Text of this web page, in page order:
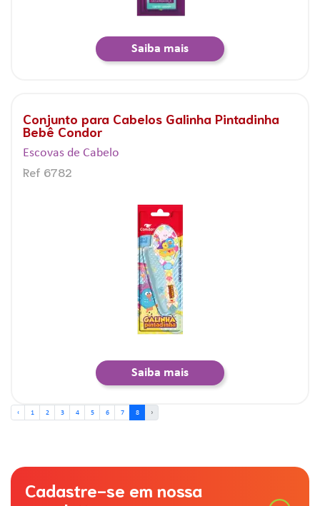
Saiba mais
Conjunto para Cabelos Galinha Pintadinha
Bebê Condor
Escovas de Cabelo
Ref 6782
Saiba mais
‹ 1 2 3 4 5 6 7 8 ›
Cadastre-se em nossa